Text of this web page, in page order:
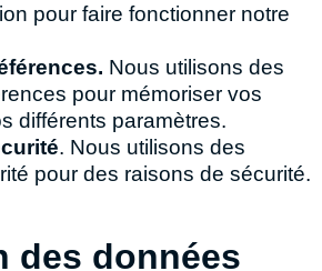
pour faire fonctionner notre
Nous utilisons des
pour mémoriser vos
différents paramètres.
. Nous utilisons des
pour des raisons de sécurité.
des données